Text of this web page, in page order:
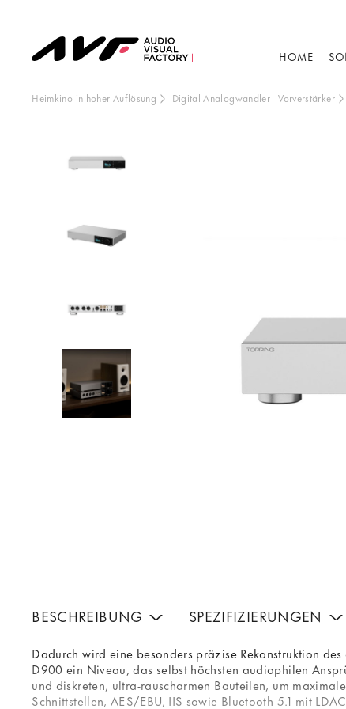
HOME
Heimkino in hoher Auflösung Digital-Analogwandler-Vorverstärker
BESCHREIBUNG
Dadurch wird eine besonders präzise Rekonstruktion
D900 ein Niveau, das selbst höchsten audiophilen
und diskreten, ultra-rauscharmen Bauteilen, um
Schnittstellen, AES/EBU, IIS sowie Bluetooth 5.1 mit
SPEZIFIZIERUNGEN